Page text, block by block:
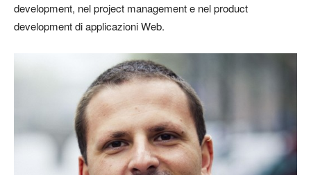
development, nel project management e nel product
development di applicazioni Web.